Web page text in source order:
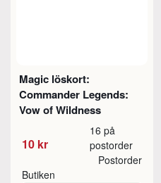
Magic löskort:
Commander Legends:
Vow of Wildness
10 kr
16 på
postorder
Butiken
Postorder